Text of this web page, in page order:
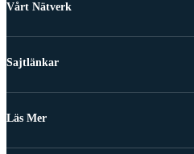
Vårt Nätverk
Sajtlänkar
Läs Mer